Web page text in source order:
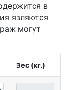
в
являются
могут
Вес (кг.)